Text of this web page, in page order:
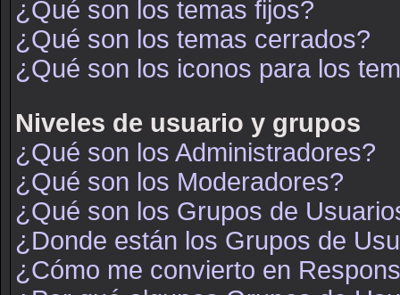
¿Qué son los temas fijos?
¿Qué son los temas cerrados?
¿Qué son los iconos para los
Niveles de usuario y grupos
¿Qué son los Administradores?
¿Qué son los Moderadores?
¿Qué son los Grupos de
¿Donde están los Grupos de
¿Cómo me convierto en